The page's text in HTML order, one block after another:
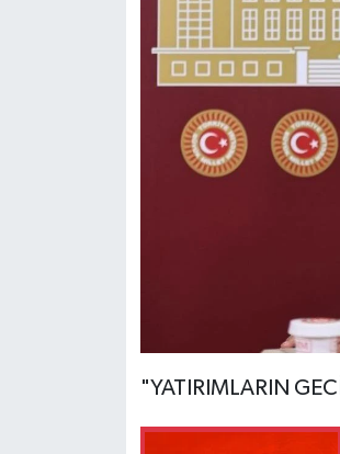
"YATIRIMLARIN